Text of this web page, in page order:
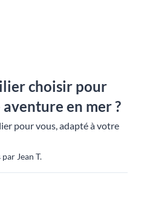
choisir pour
en mer ?
pour vous, adapté à votre
Jean T.